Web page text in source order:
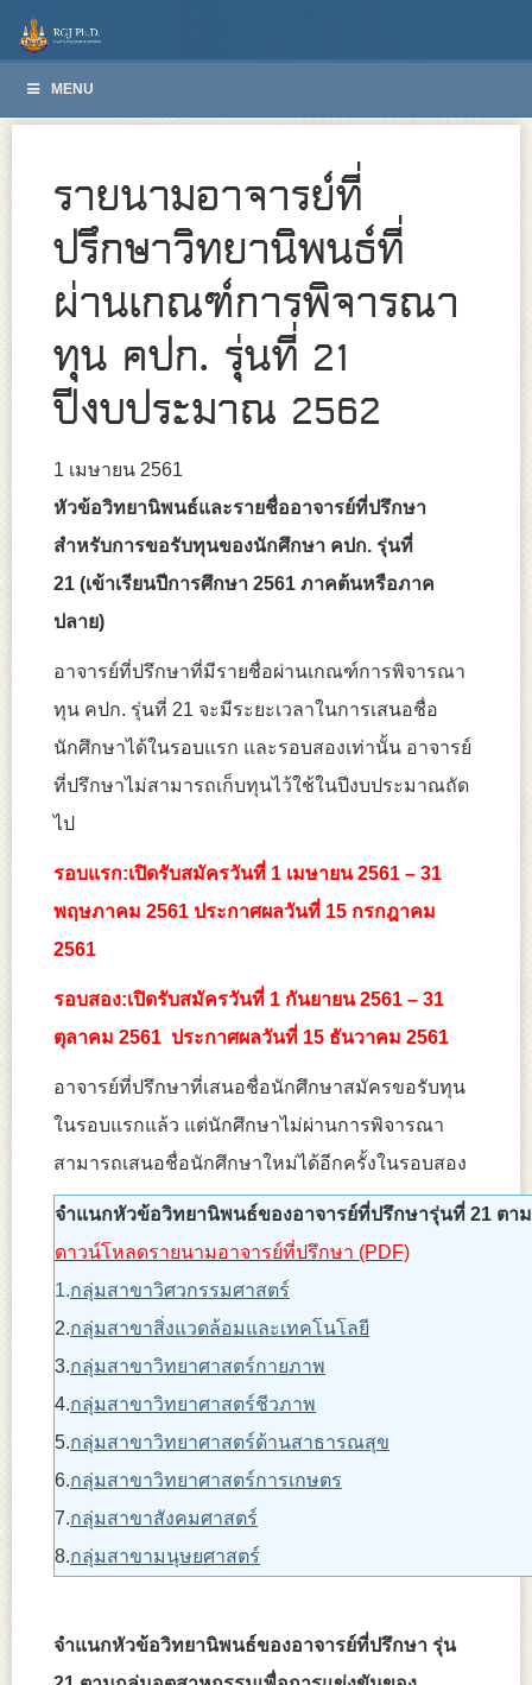
MENU
รายนามอาจารย์ที่
ปรึกษาวิทยานิพนธ์ที่
ผ่านเกณฑ์การพิจารณา
ทุน คปก. รุ่นที่ 21
ปีงบประมาณ 2562
1 เมษายน 2561
หัวข้อวิทยานิพนธ์และรายชื่ออาจารย์ที่ปรึกษา
สำหรับการขอรับทุนของนักศึกษา คปก. รุ่นที่
21 (เข้าเรียนปีการศึกษา 2561 ภาคต้นหรือภาค
ปลาย)
อาจารย์ที่ปรึกษาที่มีรายชื่อผ่านเกณฑ์การพิจารณา
ทุน คปก. รุ่นที่ 21 จะมีระยะเวลาในการเสนอชื่อ
นักศึกษาได้ในรอบแรก และรอบสองเท่านั้น อาจารย์
ที่ปรึกษาไม่สามารถเก็บทุนไว้ใช้ในปีงบประมาณถัด
ไป
รอบแรก:เปิดรับสมัครวันที่ 1 เมษายน 2561 – 31
พฤษภาคม 2561 ประกาศผลวันที่ 15 กรกฎาคม
2561
รอบสอง:เปิดรับสมัครวันที่ 1 กันยายน 2561 – 31
ตุลาคม 2561 ประกาศผลวันที่ 15 ธันวาคม 2561
อาจารย์ที่ปรึกษาที่เสนอชื่อนักศึกษาสมัครขอรับทุน
ในรอบแรกแล้ว แต่นักศึกษาไม่ผ่านการพิจารณา
สามารถเสนอชื่อนักศึกษาใหม่ได้อีกครั้งในรอบสอง
จำแนกหัวข้อวิทยานิพนธ์ของอาจารย์ที่ปรึกษารุ่นที่ 21 ตา
ดาวน์โหลดรายนามอาจารย์ที่ปรึกษา (PDF)
1.กลุ่มสาขาวิศวกรรมศาสตร์
2.กลุ่มสาขาสิ่งแวดล้อมและเทคโนโลยี
3.กลุ่มสาขาวิทยาศาสตร์กายภาพ
4.กลุ่มสาขาวิทยาศาสตร์ชีวภาพ
5.กลุ่มสาขาวิทยาศาสตร์ด้านสาธารณสุข
6.กลุ่มสาขาวิทยาศาสตร์การเกษตร
7.กลุ่มสาขาสังคมศาสตร์
8.กลุ่มสาขามนุษยศาสตร์
จำแนกหัวข้อวิทยานิพนธ์ของอาจารย์ที่ปรึกษา รุ่น